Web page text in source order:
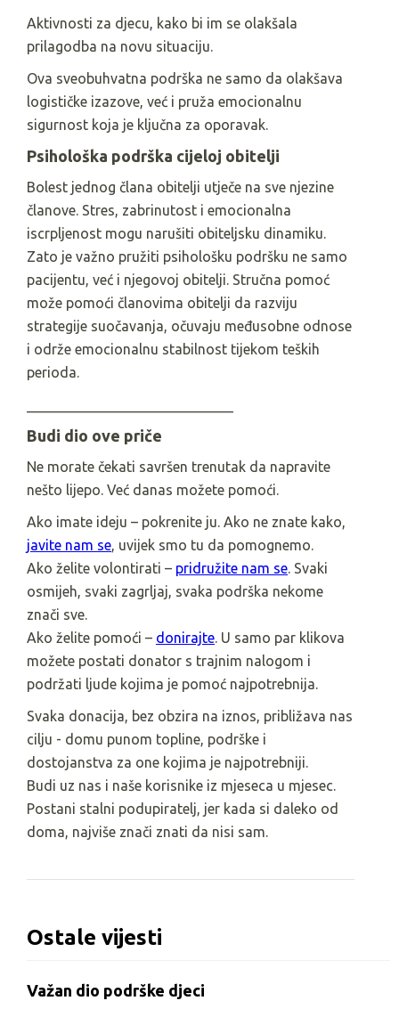
Aktivnosti za djecu, kako bi im se olakšala
prilagodba na novu situaciju.
Ova sveobuhvatna podrška ne samo da olakšava
logističke izazove, već i pruža emocionalnu
sigurnost koja je ključna za oporavak.
Psihološka podrška cijeloj obitelji
Bolest jednog člana obitelji utječe na sve njezine
članove. Stres, zabrinutost i emocionalna
iscrpljenost mogu narušiti obiteljsku dinamiku.
Zato je važno pružiti psihološku podršku ne samo
pacijentu, već i njegovoj obitelji. Stručna pomoć
može pomoći članovima obitelji da razviju
strategije suočavanja, očuvaju međusobne odnose
i održe emocionalnu stabilnost tijekom teških
perioda.
Budi dio ove priče
Ne morate čekati savršen trenutak da napravite
nešto lijepo. Već danas možete pomoći.
Ako imate ideju – pokrenite ju. Ako ne znate kako,
javite nam se, uvijek smo tu da pomognemo.
Ako želite volontirati – pridružite nam se. Svaki
osmijeh, svaki zagrljaj, svaka podrška nekome
znači sve.
Ako želite pomoći – donirajte. U samo par klikova
možete postati donator s trajnim nalogom i
podržati ljude kojima je pomoć najpotrebnija.
Svaka donacija, bez obzira na iznos, približava nas
cilju - domu punom topline, podrške i
dostojanstva za one kojima je najpotrebniji.
Budi uz nas i naše korisnike iz mjeseca u mjesec.
Postani stalni podupiratelj, jer kada si daleko od
doma, najviše znači znati da nisi sam.
Ostale vijesti
Važan dio podrške djeci